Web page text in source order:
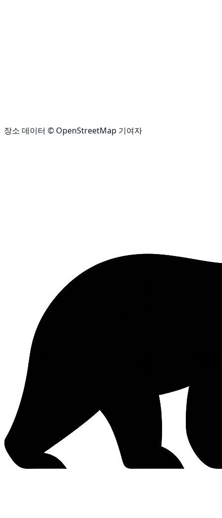
장소 데이터 © OpenStreetMap 기여자